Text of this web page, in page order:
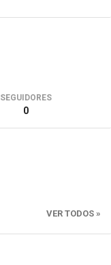
SEGUIDORES
0
VER TODOS »